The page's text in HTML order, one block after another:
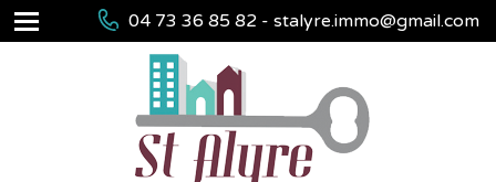
04 73 36 85 82 - stalyre.immo@gmail.com